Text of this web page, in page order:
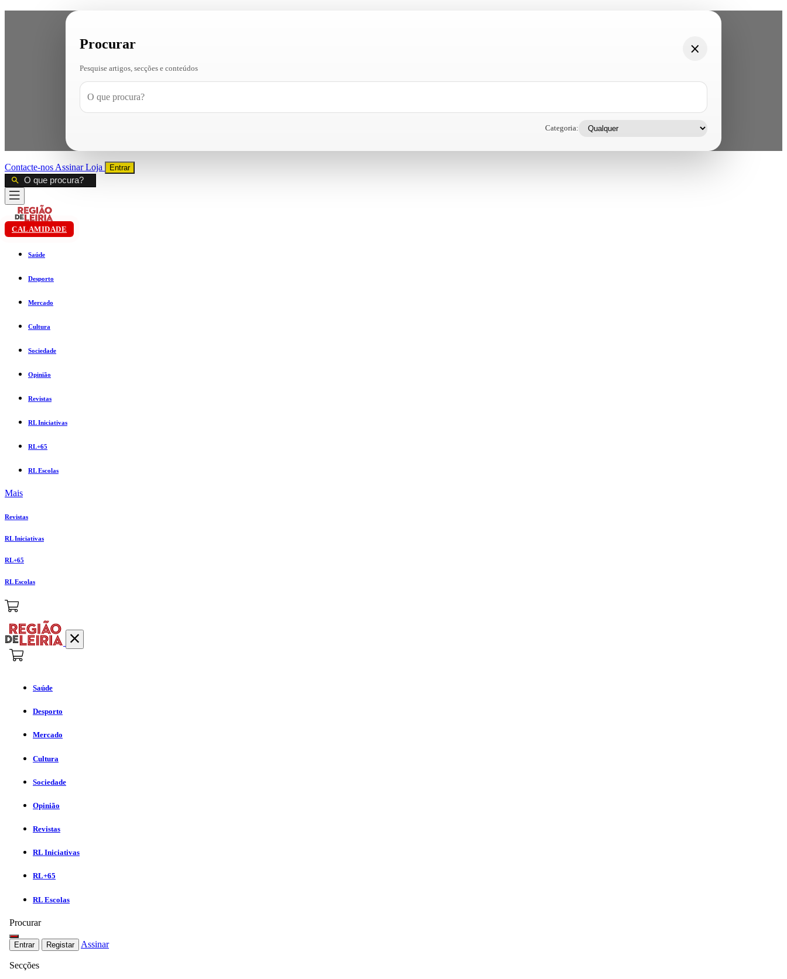
Procurar
Pesquise artigos, secções e conteúdos
Categoria:
Contacte-nos AssinarLoja Entrar
CALAMIDADE
Saúde
Desporto
Mercado
Cultura
Sociedade
Opinião
Revistas
RL Iniciativas
RL+65
RL Escolas
Mais
Revistas
RL Iniciativas
RL+65
RL Escolas
Saúde
Desporto
Mercado
Cultura
Sociedade
Opinião
Revistas
RL Iniciativas
RL+65
RL Escolas
Procurar
Entrar Registar Assinar
Secções